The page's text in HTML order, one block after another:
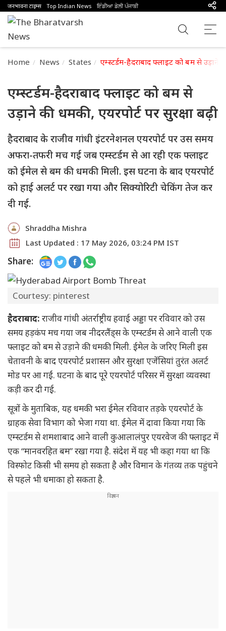
जनभावना टाइम्स Top Indian News ਇੰਡੀਆ ਡੇਲੀ ਪੰਜਾਬੀ
Home News States एम्स्टर्डम-हैदराबाद फ्लाइट को बम से उड़ाने
एम्स्टर्डम-हैदराबाद फ्लाइट को बम से
उड़ाने की धमकी, एयरपोर्ट पर सुरक्षा बढ़ी
हैदराबाद के राजीव गांधी इंटरनेशनल एयरपोर्ट पर उस समय
अफरा-तफरी मच गई जब एम्स्टर्डम से आ रही एक फ्लाइट
को ईमेल से बम की धमकी मिली. इस घटना के बाद एयरपोर्ट
को हाई अलर्ट पर रखा गया और सिक्योरिटी चेकिंग तेज कर
दी गई.
Shraddha Mishra
Last Updated : 17 May 2026, 03:24 PM IST
Share:
Courtesy: pinterest
हैदराबाद: राजीव गांधी अंतर्राष्ट्रीय हवाई अड्डा पर रविवार को उस
समय हड़कंप मच गया जब नीदरलैंड्स के एम्स्टर्डम से आने वाली एक
फ्लाइट को बम से उड़ाने की धमकी मिली. ईमेल के जरिए मिली इस
चेतावनी के बाद एयरपोर्ट प्रशासन और सुरक्षा एजेंसियां तुरंत अलर्ट
मोड पर आ गईं. घटना के बाद पूरे एयरपोर्ट परिसर में सुरक्षा व्यवस्था
कड़ी कर दी गई.
सूत्रों के मुताबिक, यह धमकी भरा ईमेल रविवार तड़के एयरपोर्ट के
ग्राहक सेवा विभाग को भेजा गया था. ईमेल में दावा किया गया कि
एम्स्टर्डम से शमशाबाद आने वाली कुआलालंपुर एयरवेज की फ्लाइट में
एक “मानवरहित बम” रखा गया है. संदेश में यह भी कहा गया था कि
विस्फोट किसी भी समय हो सकता है और विमान के गंतव्य तक पहुंचने
से पहले भी धमाका हो सकता है.